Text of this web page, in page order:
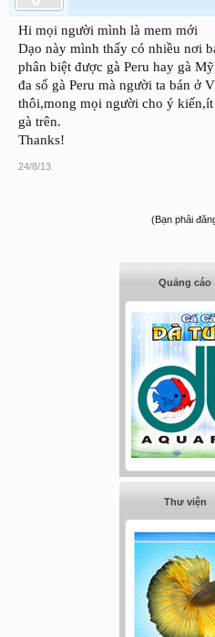
Hi mọi người mình là mem mới
Dạo này mình thấy có nhiều nơi
phân biệt được gà Peru hay gà
đa số gà Peru mà người ta bán ở
thôi,mong mọi người cho ý
gà trên.
Thanks!
24/8/13
(Bạn phải
Quảng cáo
Thư viện